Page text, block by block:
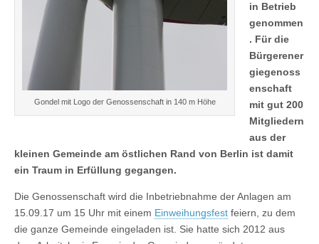
Gondel mit Logo der Genossenschaft in 140 m Höhe
in Betrieb
genommen
. Für die
Bürgerener
giegenoss
enschaft
mit gut 200
Mitgliedern
aus der
kleinen Gemeinde am östlichen Rand von Berlin ist damit
ein Traum in Erfüllung gegangen.
Die Genossenschaft wird die Inbetriebnahme der Anlagen am
15.09.17 um 15 Uhr mit einem Einweihungsfest feiern, zu dem
die ganze Gemeinde eingeladen ist. Sie hatte sich 2012 aus